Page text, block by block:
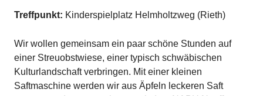
Treffpunkt: Kinderspielplatz Helmholtzweg (Rieth)
Wir wollen gemeinsam ein paar schöne Stunden auf
einer Streuobstwiese, einer typisch schwäbischen
Kulturlandschaft verbringen. Mit einer kleinen
Saftmaschine werden wir aus Äpfeln leckeren Saft